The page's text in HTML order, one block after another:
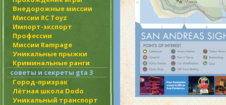
Внедорожные миссии
Миссии RC Toyz
Импорт-экспорт
Профессии
Миссии Rampage
Уникальные прыжки
Криминальные ранги
советы и секреты gta 3
Город-призрак
Лётная школа Dodo
Уникальный транспорт